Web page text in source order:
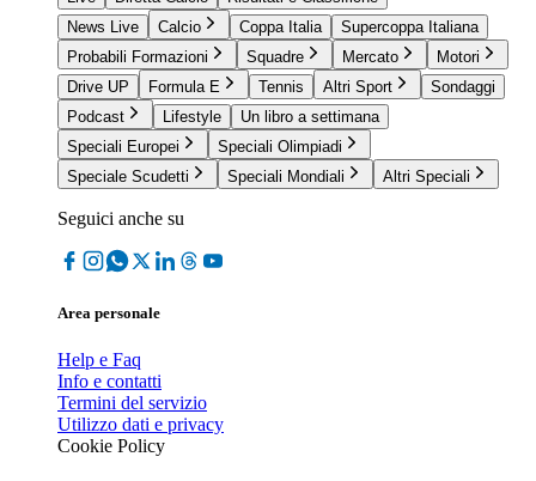
News Live
Calcio Coppa Italia
Supercoppa Italiana
Probabili Formazioni
Squadre Mercato
Motori
Drive UP
Formula E Tennis Altri Sport
Sondaggi
Podcast
Lifestyle
Un libro a settimana
Speciali Europei
Speciali Olimpiadi
Speciale Scudetti
Speciali Mondiali Altri Speciali
Seguici anche su
Area personale
Help e Faq
Info e contatti
Termini del servizio
Utilizzo dati e privacy
Cookie Policy